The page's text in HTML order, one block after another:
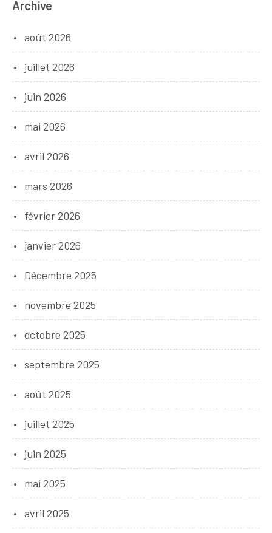
Archive
août 2026
juillet 2026
juin 2026
mai 2026
avril 2026
mars 2026
février 2026
janvier 2026
Décembre 2025
novembre 2025
octobre 2025
septembre 2025
août 2025
juillet 2025
juin 2025
mai 2025
avril 2025